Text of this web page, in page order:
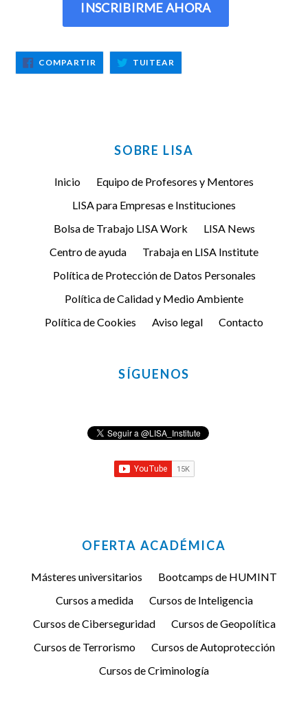
COMPARTIR COMPARTIR
EN
FACEBOOK
TUITEAR
TWITTER
SOBRE LISA
Inicio
Equipo de Profesores y Mentores
LISA para Empresas e Instituciones
Bolsa de Trabajo LISA Work
LISA News
Centro de ayuda
Trabaja en LISA Institute
Política de Protección de Datos Personales
Política de Calidad y Medio Ambiente
Política de Cookies
Aviso legal Contacto
SÍGUENOS
OFERTA ACADÉMICA
Másteres universitarios
Bootcamps de HUMINT
Cursos a medida
Cursos de Inteligencia
Cursos de Ciberseguridad
Cursos de Geopolítica
Cursos de Terrorismo
Cursos de Autoprotección
Cursos de Criminología